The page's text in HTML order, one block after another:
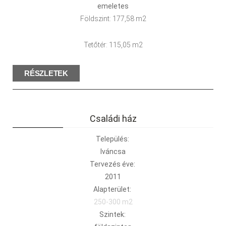
emeletes
Földszint: 177,58 m2
Tetőtér: 115,05 m2
RÉSZLETEK
Családi ház
Település:
Iváncsa
Tervezés éve:
2011
Alapterület:
250-300 m2
Szintek: